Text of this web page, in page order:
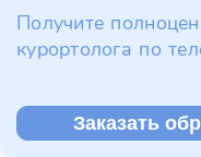
Получите
курортолога по
Заказать